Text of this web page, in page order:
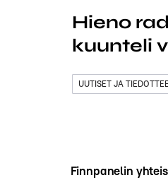
Hieno
kuunteli
UUTISET JA
Finnpanelin